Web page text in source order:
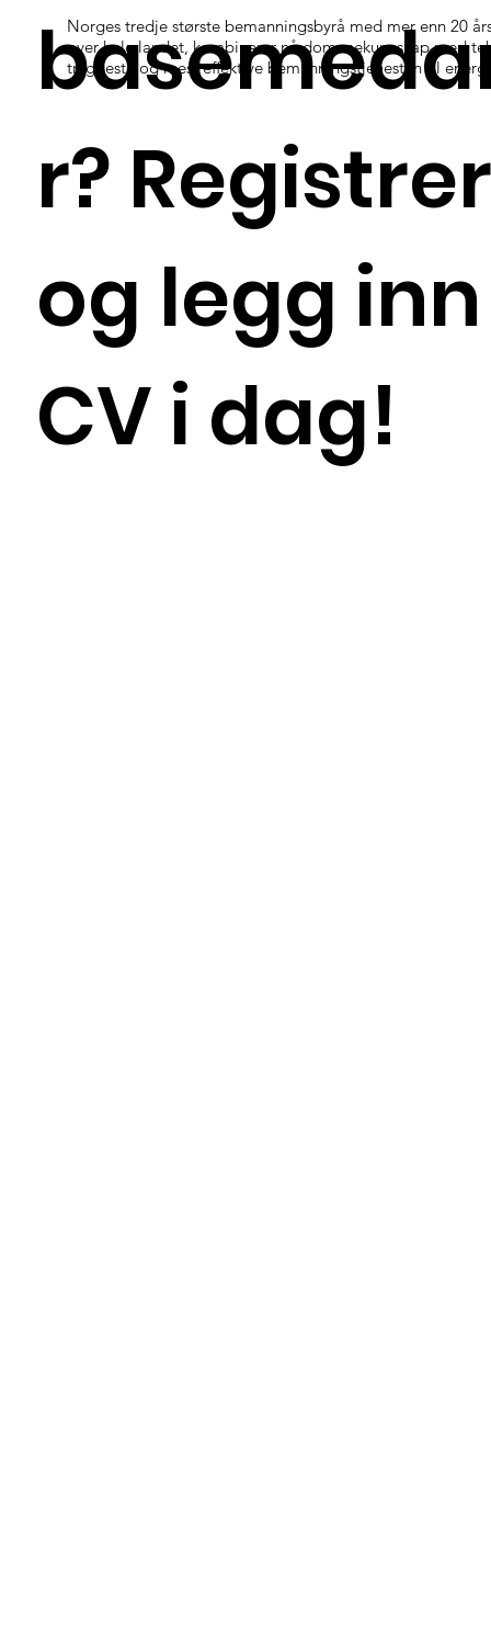
Norges tredje største bemanningsbyrå med mer enn 20
over hele landet, kombinerer nå domenekunnskap med
tryggeste og mest effektive bemanningstjenesten til
r?
og legg
CV i dag!